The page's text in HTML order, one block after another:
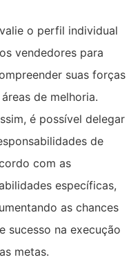
o perfil individual
vendedores para
suas forças
de melhoria.
é possível delegar
de
com as
específicas,
as chances
sucesso na execução
metas.